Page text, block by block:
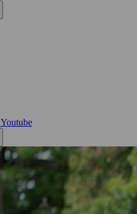
Youtube